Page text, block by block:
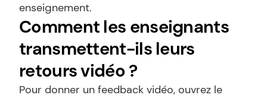
enseignement.
Comment les enseignants
transmettent-ils leurs
retours vidéo ?
Pour donner un feedback vidéo, ouvrez le